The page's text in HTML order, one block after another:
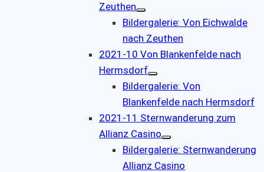
Zeuthen
Bildergalerie: Von Eichwalde
nach Zeuthen
2021-10 Von Blankenfelde nach
Hermsdorf
Bildergalerie: Von
Blankenfelde nach Hermsdorf
2021-11 Sternwanderung zum
Allianz Casino
Bildergalerie: Sternwanderung
Allianz Casino